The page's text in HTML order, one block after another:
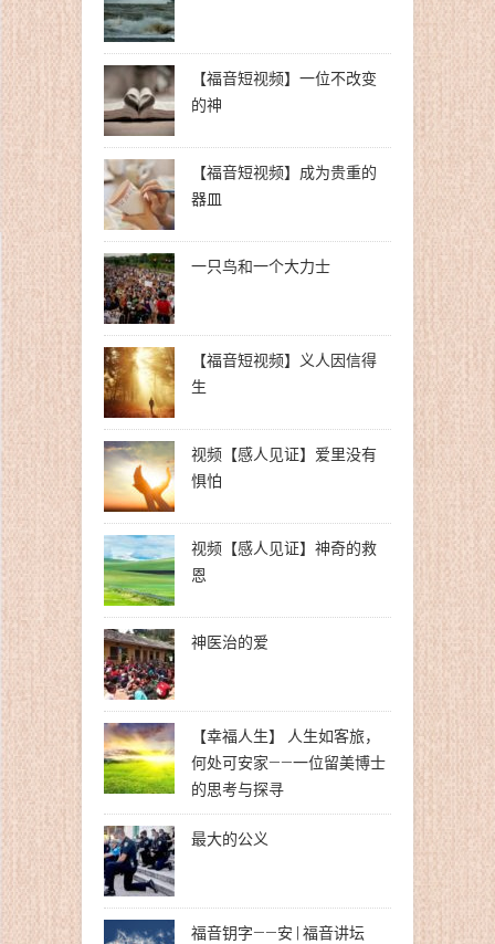
【福音短视频】一位不改变
的神
【福音短视频】成为贵重的
器皿
一只鸟和一个大力士
【福音短视频】义人因信得
生
视频【感人见证】爱里没有
惧怕
视频【感人见证】神奇的救
恩
神医治的爱
【幸福人生】 人生如客旅，
何处可安家——一位留美博士
的思考与探寻
最大的公义
福音钥字——安 | 福音讲坛